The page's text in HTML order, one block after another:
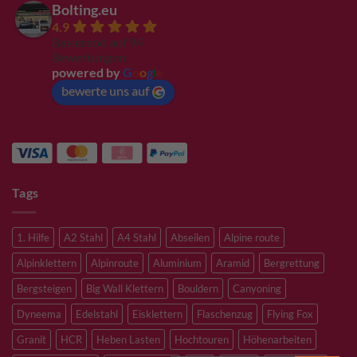
Bolting.eu
4.9
Basierend auf 94
Bewertungen
powered by G ogl
bewerte uns auf
Tags
1. Hilfe A2 Stahl A4 Stahl Abseilen
Alpine route
Alpinklettern
Alpinroute Aluminium Aramid
Bergrettung
Bergsteigen
Big Wall Klettern Bouldern
Canyoning
Dyneema
Edelstahl Eisklettern Flaschenzug
Flying Fox
Granit
HCR Heben Lasten Hochtouren
Höhenarbeiten